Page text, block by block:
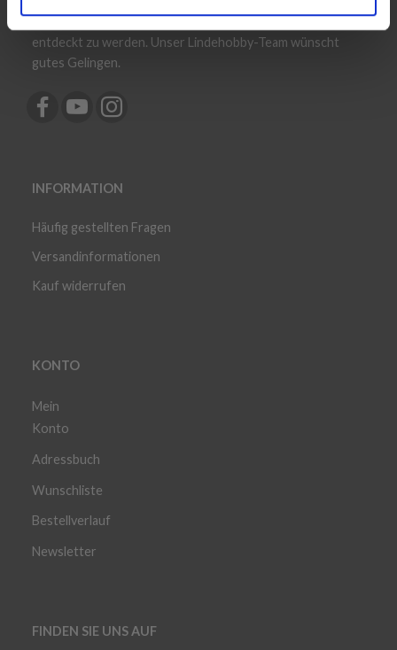
riesige Sammlung kostenloser Muster wartet darauf,
entdeckt zu werden. Unser Lindehobby-Team wünscht
gutes Gelingen.
INFORMATION
Häufig gestellten Fragen
Versandinformationen
Kauf widerrufen
KONTO
Mein
Konto
Adressbuch
Wunschliste
Bestellverlauf
Newsletter
FINDEN SIE UNS AUF